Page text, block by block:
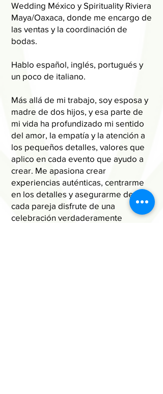
Wedding México y Spirituality Riviera
Maya/Oaxaca, donde me encargo de
las ventas y la coordinación de
bodas.
Hablo español, inglés, portugués y
un poco de italiano.
Más allá de mi trabajo, soy esposa y
madre de dos hijos, y esa parte de
mi vida ha profundizado mi sentido
del amor, la empatía y la atención a
los pequeños detalles, valores que
aplico en cada evento que ayudo a
crear. Me apasiona crear
experiencias auténticas, centrarme
en los detalles y asegurarme de que
cada pareja disfrute de una
celebración verdaderamente